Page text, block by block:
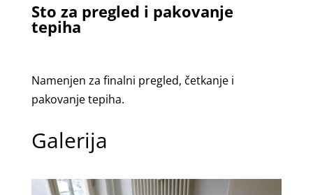
Sto za pregled i pakovanje
tepiha
Namenjen za finalni pregled, četkanje i
pakovanje tepiha.
Galerija